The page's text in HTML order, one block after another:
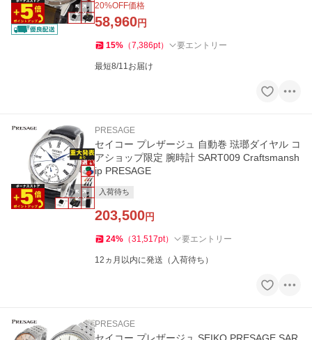
20%OFF価格
58,960円
15% （7,386pt） 要エントリー
最短8/11お届け
PRESAGE
セイコー プレザージュ 自動巻 琺瑯ダイヤル コ
アショップ限定 腕時計 SART009 Craftsmansh
ip PRESAGE
入荷待ち
203,500円
24% （31,517pt） 要エントリー
12ヵ月以内に発送（入荷待ち）
PRESAGE